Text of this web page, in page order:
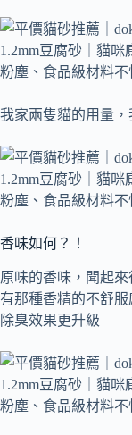
我家兩隻貓的用量
香味如何？！
原味的香味，聞起
有那種香精的不舒
除臭效果更升級